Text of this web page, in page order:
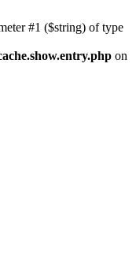
#1 ($string) of type
on